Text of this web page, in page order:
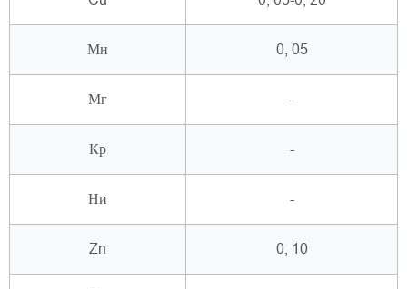
Мн 0, 05
Мг -
Кр -
Ни -
Zn 0, 10